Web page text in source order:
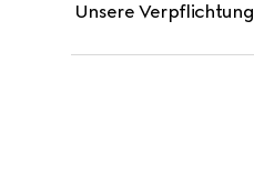
Unsere Verpflichtung